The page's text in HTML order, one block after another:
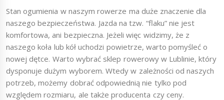
Stan ogumienia w naszym rowerze ma duże znaczenie dla
naszego bezpieczeństwa. Jazda na tzw. “flaku” nie jest
komfortowa, ani bezpieczna. Jeżeli więc widzimy, że z
naszego koła lub kół uchodzi powietrze, warto pomyśleć o
nowej dętce. Warto wybrać sklep rowerowy w Lublinie, który
dysponuje dużym wyborem. Wtedy w zależności od naszych
potrzeb, możemy dobrać odpowiednią nie tylko pod
względem rozmiaru, ale także producenta czy ceny.